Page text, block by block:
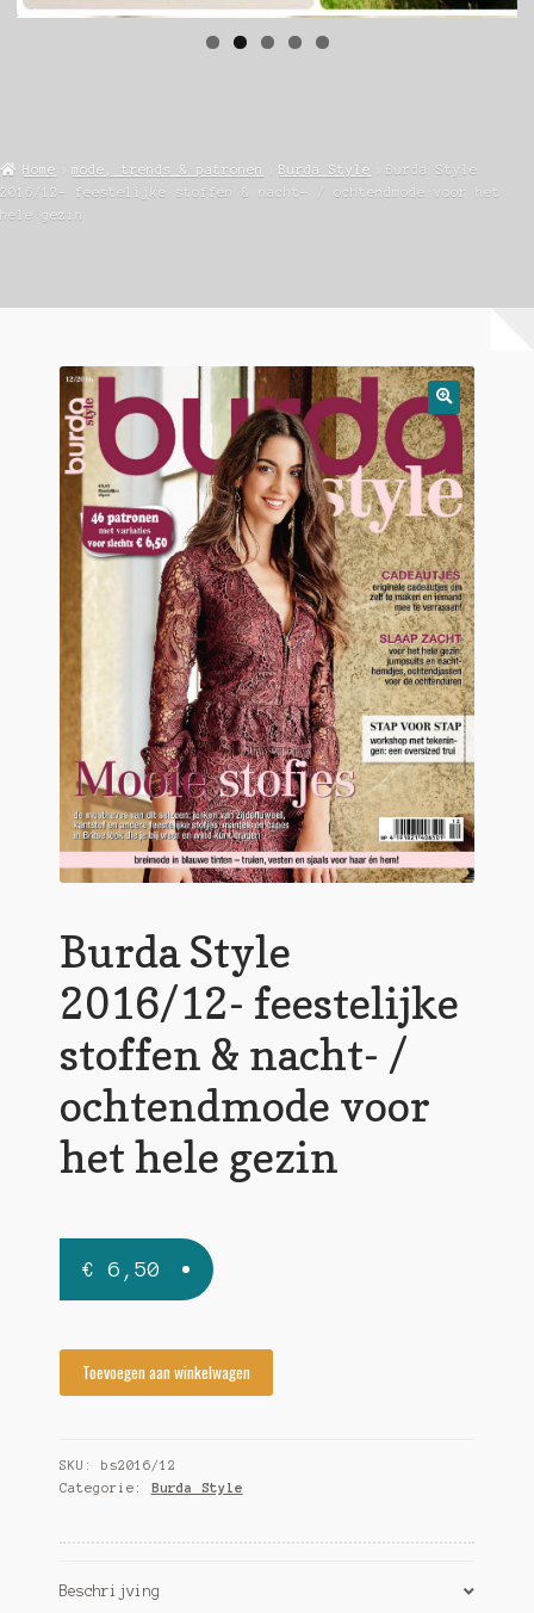
Home mode, trends & patronen Burda Style
Burda Style
2016/12- feestelijke stoffen & nacht- / ochtendmode voor het
hele gezin
🔍
Burda Style
2016/12- feestelijke
stoffen & nacht- /
ochtendmode voor
het hele gezin
€ 6,50
stoffen
&
/
voor
Toevoegen aan winkelwagen
SKU: bs2016/12
Categorie: Burda Style
Beschrijving